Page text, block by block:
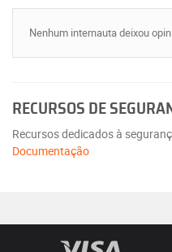
Nenhum internauta deixou
RECURSOS DE
Recursos dedicados à
Documentação